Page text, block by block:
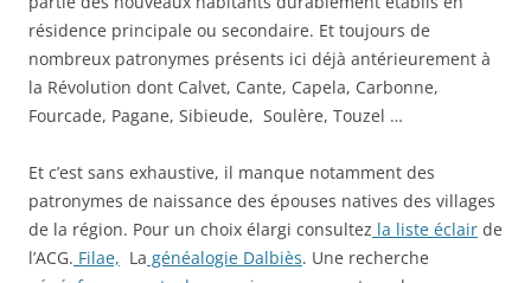
résidence principale ou secondaire. Et toujours de
nombreux patronymes présents ici déjà antérieurement à
la Révolution dont Calvet, Cante, Capela, Carbonne,
Fourcade, Pagane, Sibieude, Soulère, Touzel …
Et c’est sans exhaustive, il manque notamment des
patronymes de naissance des épouses natives des villages
de la région. Pour un choix élargi consultez la liste éclair de
l’ACG. Filae, La généalogie Dalbiès. Une recherche